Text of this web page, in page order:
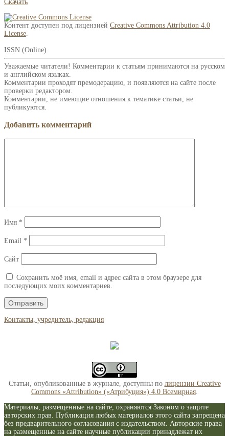
Скачать
Контент доступен под лицензией Creative Commons Attribution 4.0
License
ISSN (Online)
Уважаемые читатели! Комментарии к статьям принимаются на русском
и английском языках.
Комментарии проходят премодерацию, и появляются на сайте после
проверки редактором.
Комментарии, не имеющие отношения к тематике статьи, не
публикуются.
Добавить комментарий
Имя *
Email *
Сайт
Сохранить моё имя, email и адрес сайта в этом браузере для
последующих моих комментариев.
Контакты, учредитель, редакция
Статьи, опубликованные в журнале, доступны по лицензии Creative
Commons «Attribution» («Атрибуция») 4.0 Всемирная
Материалы, размещенные на сайте, охраняются Законом о защите
авторских прав. Публикация любых материалов этого сайта запрещена
без предварительного согласования с издательством. Авторские права
на размещенные на сайте научные публикации принадлежат их